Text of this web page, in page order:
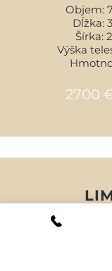
Objem:
Dĺžka:
Šírka:
Výška
2700
Maximálne